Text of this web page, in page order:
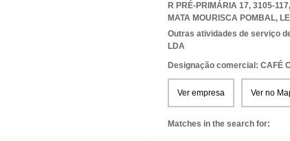
R PRÉ-PRIMÁRIA 17, 3105-
MATA MOURISCA POMBAL,
Outras atividades de serviço
LDA
Designação comercial: CAFÉ
Ver empresa Ver no
Matches in the search for: